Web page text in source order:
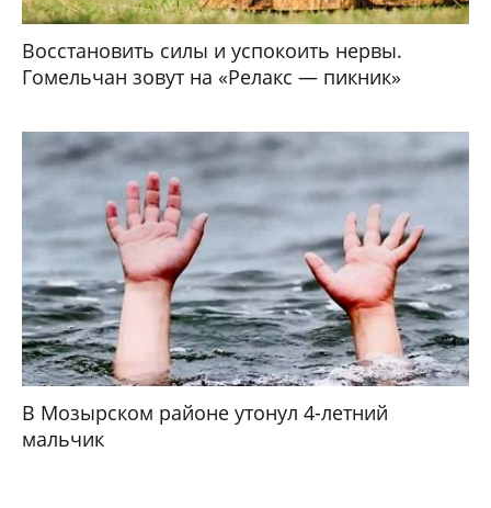
Восстановить силы и успокоить нервы.
Гомельчан зовут на «Релакс — пикник»
В Мозырском районе утонул 4-летний
мальчик